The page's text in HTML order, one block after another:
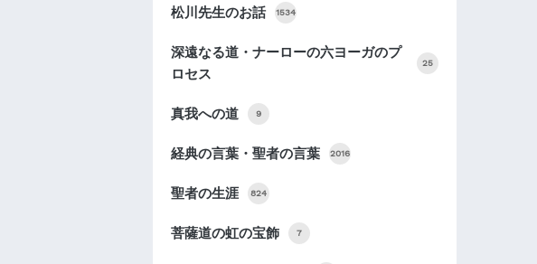
松川先生のお話 1534
深遠なる道・ナーローの六ヨーガのプ
ロセス
25
真我への道 9
経典の言葉・聖者の言葉 2016
聖者の生涯 824
菩薩道の虹の宝飾 7